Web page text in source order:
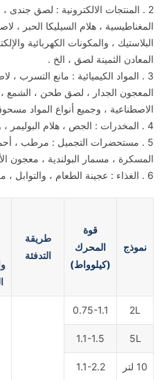
2 . المنتجات الالكترونية : لصق جندى
المغناطيسية ، هلام السيليكا الحبر ،
البلاستيك ، والمكونات الكهربائية
المعادن الثمينة لصق ، الخ .
3 . المواد الكيميائية : مانع التسرب ،
المعجون الجدار ، لصق طحن ، الشمع ،
الاصطناعية ، وجميع أنواع المواد
4 . المخدرات : الجص ، هلام البوليمر ، ومنتجات طب الأسنان ، الخ .
5 . مستحضرات التجميل : مرطب ،
المسكرة ، مسمار البولندية ، معجون
6 . الغذاء : عجينة الطعام ، والتوابل ، مربى ، صلصة الشوكولاته ، الخ .
نموذج
قوة
المحرك
(كيلوواط)
طريقة
التدفئة
2L
0.75-1.1
5L
1.1-1.5
10 لتر 1.1-2.2